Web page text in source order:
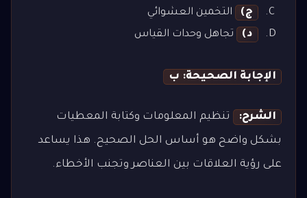
ج)
التخمين العشوائي
د)
تجاهل وحدات القياس
الإجابة الصحيحة: ب
الشرح: تنظيم المعلومات وكتابة المعطيات
بشكل واضح هو أساس الحل الصحيح. هذا يساعد
على رؤية العلاقات بين العناصر وتجنب الأخطاء.